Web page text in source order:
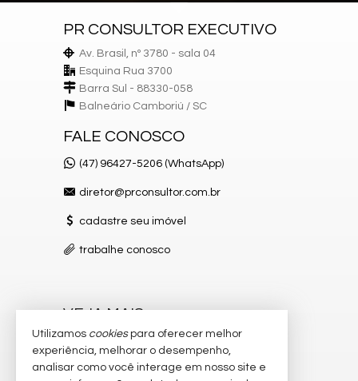
PR CONSULTOR EXECUTIVO
Av. Brasil, nº 3780 - sala 04
Esquina Rua 3700
Barra Sul - 88330-058
Balneário Camboriú / SC
FALE CONOSCO
(47) 96427-5206 (WhatsApp)
diretor@prconsultor.com.br
cadastre seu imóvel
trabalhe conosco
VEJA MAIS
receba nosso newsletter
indicadores financeiros
Utilizamos cookiespara oferecer melhor
experiência, melhorar o desempenho,
analisar como você interage em nosso site e